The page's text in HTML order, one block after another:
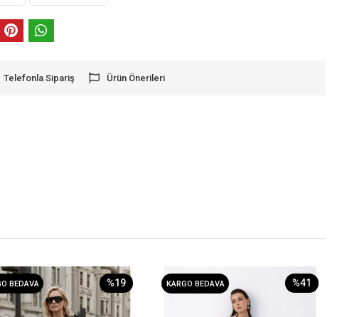
Telefonla Sipariş Ürün Önerileri
BEDAVA %19 KARGO BEDAVA %41